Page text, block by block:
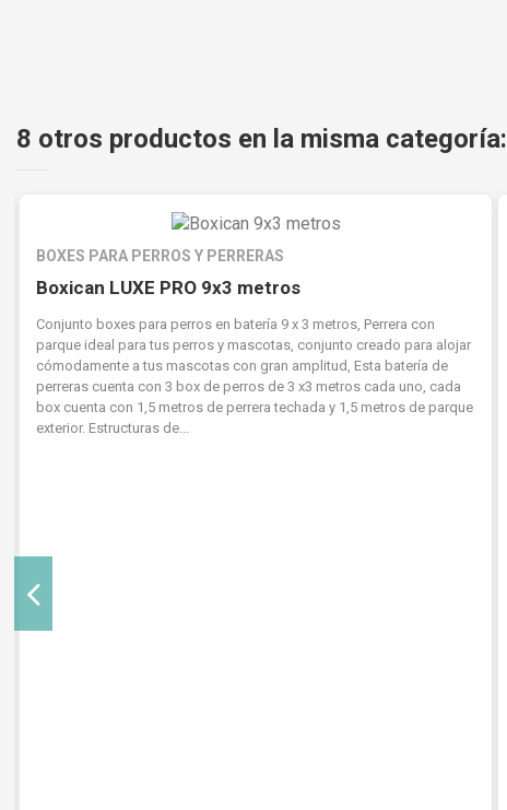
8 otros productos en la misma categoría:
BOXES PARA PERROS Y PERRERAS
Boxican LUXE PRO 9x3 metros
Conjunto boxes para perros en batería 9 x 3 metros, Perrera con
parque ideal para tus perros y mascotas, conjunto creado para alojar
cómodamente a tus mascotas con gran amplitud, Esta batería de
perreras cuenta con 3 box de perros de 3 x3 metros cada uno, cada
box cuenta con 1,5 metros de perrera techada y 1,5 metros de parque
exterior. Estructuras de...